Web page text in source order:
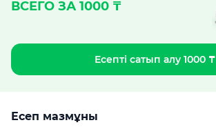
ВСЕГО ЗА 1000 ₸
Есепті сатып алу 1000 ₸
Есеп мазмұны